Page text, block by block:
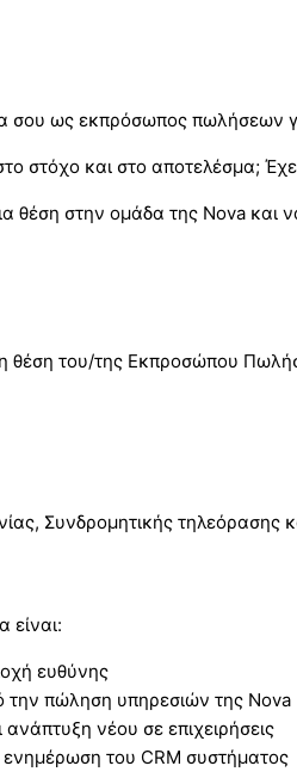
σου ως εκπρόσωπος πωλήσεων
στόχο και στο αποτελέσμα;
θέση στην ομάδα της Nova
θέση του/της Εκπροσώπου
Συνδρομητικής τηλεόρασης
ευθύνης
την πώληση υπηρεσιών της Νova
νέου σε επιχειρήσεις
ενημέρωση του CRM συστήματος